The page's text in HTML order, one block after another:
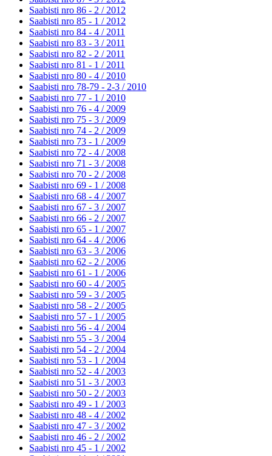
Saabisti nro 86 - 2 / 2012
Saabisti nro 85 - 1 / 2012
Saabisti nro 84 - 4 / 2011
Saabisti nro 83 - 3 / 2011
Saabisti nro 82 - 2 / 2011
Saabisti nro 81 - 1 / 2011
Saabisti nro 80 - 4 / 2010
Saabisti nro 78-79 - 2-3 / 2010
Saabisti nro 77 - 1 / 2010
Saabisti nro 76 - 4 / 2009
Saabisti nro 75 - 3 / 2009
Saabisti nro 74 - 2 / 2009
Saabisti nro 73 - 1 / 2009
Saabisti nro 72 - 4 / 2008
Saabisti nro 71 - 3 / 2008
Saabisti nro 70 - 2 / 2008
Saabisti nro 69 - 1 / 2008
Saabisti nro 68 - 4 / 2007
Saabisti nro 67 - 3 / 2007
Saabisti nro 66 - 2 / 2007
Saabisti nro 65 - 1 / 2007
Saabisti nro 64 - 4 / 2006
Saabisti nro 63 - 3 / 2006
Saabisti nro 62 - 2 / 2006
Saabisti nro 61 - 1 / 2006
Saabisti nro 60 - 4 / 2005
Saabisti nro 59 - 3 / 2005
Saabisti nro 58 - 2 / 2005
Saabisti nro 57 - 1 / 2005
Saabisti nro 56 - 4 / 2004
Saabisti nro 55 - 3 / 2004
Saabisti nro 54 - 2 / 2004
Saabisti nro 53 - 1 / 2004
Saabisti nro 52 - 4 / 2003
Saabisti nro 51 - 3 / 2003
Saabisti nro 50 - 2 / 2003
Saabisti nro 49 - 1 / 2003
Saabisti nro 48 - 4 / 2002
Saabisti nro 47 - 3 / 2002
Saabisti nro 46 - 2 / 2002
Saabisti nro 45 - 1 / 2002